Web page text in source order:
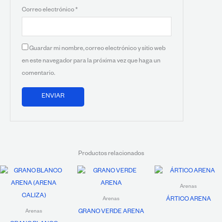
Correo electrónico*
Guardar mi nombre, correo electrónico y sitio web
en este navegador para la próxima vez que haga un
comentario.
Productos relacionados
Arenas
Arenas
GRANO VERDE ARENA
Arenas
ÁRTICO ARENA